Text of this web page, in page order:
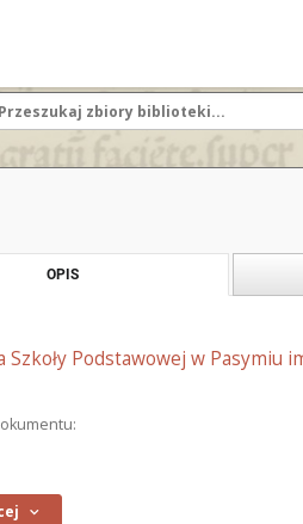
OPIS
Szkoły Podstawowej w Pasymiu